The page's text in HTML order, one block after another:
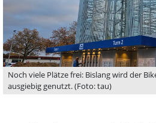
Noch viele Plätze frei: Bislang wird der
ausgiebig genutzt. (Foto: tau)